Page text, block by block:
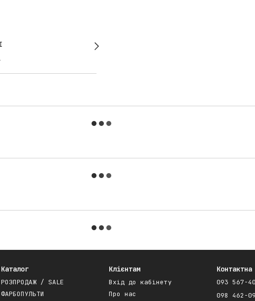
Каталог
РОЗПРОДАЖ / SALE
ФАРБОПУЛЬТИ
Клієнтам
Вхід до кабінету
Про нас
093 567-
098 462-